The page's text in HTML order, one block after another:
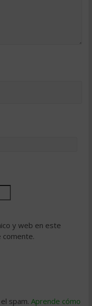
y web en este
comente.
spam. Aprende cómo